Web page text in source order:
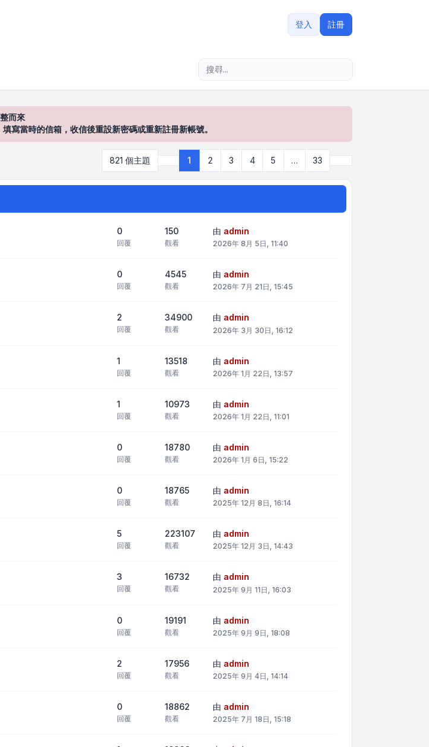
登入 註冊
而來
當時的信箱，收信後重設新密碼或重新註冊新帳號。
821 個主題 第1 頁 (共 33 頁)
1 2 3 4 5 … 33
0
回覆
150
觀看
由 admin
2026年 8月 5日, 11:40
0
回覆
4545
觀看
由 admin
2026年 7月 21日, 15:45
2
回覆
34900
觀看
由 admin
2026年 3月 30日, 16:12
1
回覆
13518
觀看
由 admin
2026年 1月 22日, 13:57
1
回覆
10973
觀看
由 admin
2026年 1月 22日, 11:01
0
回覆
18780
觀看
由 admin
2026年 1月 6日, 15:22
0
回覆
18765
觀看
由 admin
2025年 12月 8日, 16:14
5
回覆
223107
觀看
由 admin
2025年 12月 3日, 14:43
3
回覆
16732
觀看
由 admin
2025年 9月 11日, 16:03
0
回覆
19191
觀看
由 admin
2025年 9月 9日, 18:08
2
回覆
17956
觀看
由 admin
2025年 9月 4日, 14:14
0
回覆
18862
觀看
由 admin
2025年 7月 18日, 15:18